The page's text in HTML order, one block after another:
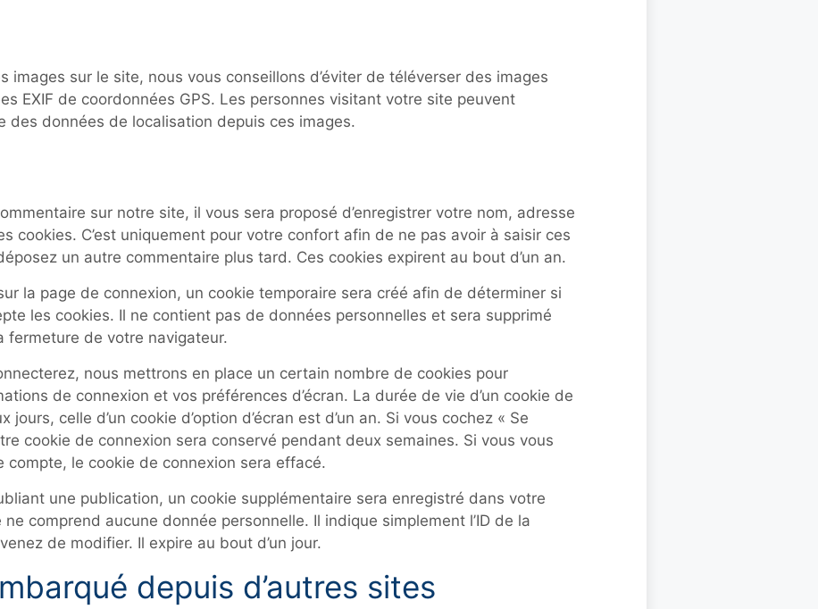
images sur le site, nous vous conseillons d’éviter de téléverser des images
EXIF de coordonnées GPS. Les personnes visitant votre site peuvent
des données de localisation depuis ces images.
sur notre site, il vous sera proposé d’enregistrer votre nom, adresse
cookies. C’est uniquement pour votre confort afin de ne pas avoir à saisir ces
un autre commentaire plus tard. Ces cookies expirent au bout d’un an.
la page de connexion, un cookie temporaire sera créé afin de déterminer si
les cookies. Il ne contient pas de données personnelles et sera supprimé
fermeture de votre navigateur.
nous mettrons en place un certain nombre de cookies pour
de connexion et vos préférences d’écran. La durée de vie d’un cookie de
jours, celle d’un cookie d’option d’écran est d’un an. Si vous cochez « Se
cookie de connexion sera conservé pendant deux semaines. Si vous vous
compte, le cookie de connexion sera effacé.
une publication, un cookie supplémentaire sera enregistré dans votre
comprend aucune donnée personnelle. Il indique simplement l’ID de la
de modifier. Il expire au bout d’un jour.
depuis d’autres sites